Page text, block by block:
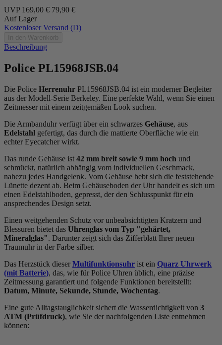
UVP 169,00 € 79,90 €
Auf Lager
Kostenloser Versand (D)
In den Warenkorb
Beschreibung
Police PL15968JSB.04
Die Police Herrenuhr PL15968JSB.04 ist ein moderner Begleiter
aus der Modell-Serie Berkeley. Eine perfekte Wahl, wenn Sie einen
Zeitmesser mit einem zeitgemäßen Look suchen.
Die Armbanduhr verfügt über ein schwarzes Gehäuse, aus
Edelstahl gefertigt, das durch die mattierte Oberfläche wie ein
echter Eyecatcher wirkt.
Das runde Gehäuse ist 42 mm breit sowie 9 mm hoch und
schmückt, natürlich abhängig vom individuellen Geschmack,
nahezu jedes Handgelenk. Vom Gehäuse hebt sich die feststehende
Lünette dezent ab. Beim Gehäuseboden der Uhr handelt es sich um
einen Edelstahlboden, gepresst, der den Schlusspunkt für ein
ansprechendes Design setzt.
Einen weitgehenden Schutz vor unbeabsichtigten Kratzern und
Blessuren bietet das Uhrenglas vom Typ "gehärtet,
Mineralglas". Darunter zeigt sich das Zifferblatt Ihrer neuen
Traumuhr in der Farbe silber.
Das Herzstück dieser Multifunktionsuhr ist ein Quarz Uhrwerk
(mit Batterie), das, wie für Police Uhren üblich, eine präzise
Zeitmessung garantiert und folgende Funktionen bereitstellt:
Datum, Minute, Sekunde, Stunde, Wochentag.
Eine gute Alltagstauglichkeit sichert die Wasserdichtigkeit von 3
ATM (Prüfdruck), wie Sie der nachfolgenden Liste entnehmen
können: